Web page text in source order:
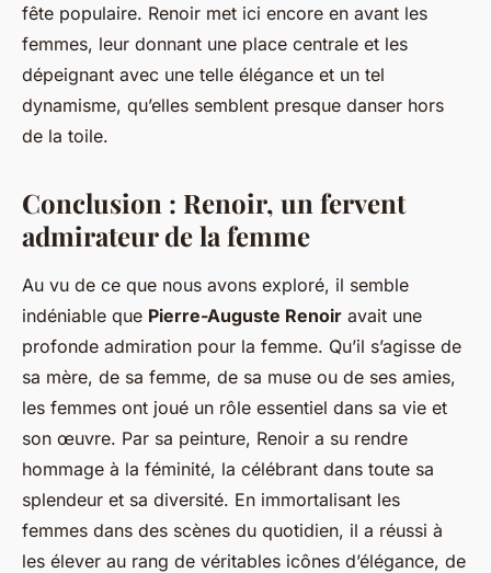
fête populaire. Renoir met ici encore en avant les
femmes, leur donnant une place centrale et les
dépeignant avec une telle élégance et un tel
dynamisme, qu’elles semblent presque danser hors
de la toile.
Conclusion : Renoir, un fervent
admirateur de la femme
Au vu de ce que nous avons exploré, il semble
indéniable que Pierre-Auguste Renoir avait une
profonde admiration pour la femme. Qu’il s’agisse de
sa mère, de sa femme, de sa muse ou de ses amies,
les femmes ont joué un rôle essentiel dans sa vie et
son œuvre. Par sa peinture, Renoir a su rendre
hommage à la féminité, la célébrant dans toute sa
splendeur et sa diversité. En immortalisant les
femmes dans des scènes du quotidien, il a réussi à
les élever au rang de véritables icônes d’élégance, de